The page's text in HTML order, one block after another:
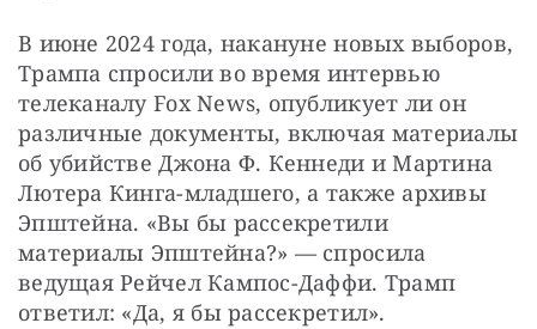
В июне 2024 года, накануне новых выборов,
Трампа спросили во время интервью
телеканалу Fox News, опубликует ли он
различные документы, включая материалы
об убийстве Джона Ф. Кеннеди и Мартина
Лютера Кинга-младшего, а также архивы
Эпштейна. «Вы бы рассекретили
материалы Эпштейна?» — спросила
ведущая Рейчел Кампос-Даффи. Трамп
ответил: «Да, я бы рассекретил».